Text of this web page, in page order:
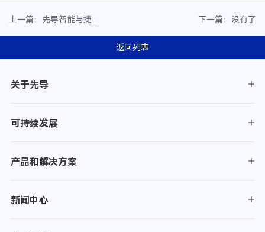
上一篇：先导智能与捷氢
下一篇：没有了
返回列表
关于先导
可持续发展
产品和解决方案
新闻中心